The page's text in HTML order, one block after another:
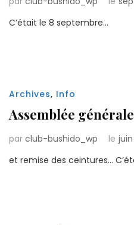
C’était le 8 septembre…
Archives, Info
Assemblée
par club-bushido_wp le juin
et remise des ceintures…